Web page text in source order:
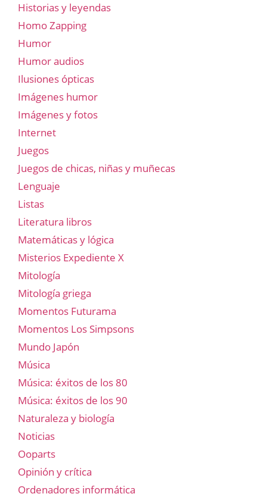
Historias y leyendas
Homo Zapping
Humor
Humor audios
Ilusiones ópticas
Imágenes humor
Imágenes y fotos
Internet
Juegos
Juegos de chicas, niñas y muñecas
Lenguaje
Listas
Literatura libros
Matemáticas y lógica
Misterios Expediente X
Mitología
Mitología griega
Momentos Futurama
Momentos Los Simpsons
Mundo Japón
Música
Música: éxitos de los 80
Música: éxitos de los 90
Naturaleza y biología
Noticias
Ooparts
Opinión y crítica
Ordenadores informática